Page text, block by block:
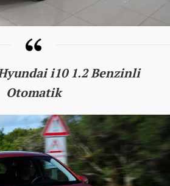
i10 1.2 Benzinli
Otomatik